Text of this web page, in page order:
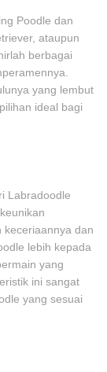
Poodle dan
ataupun
berbagai
yang lembut
ideal bagi
Labradoodle
keceriaannya dan
lebih kepada
yang
ini sangat
yang sesuai